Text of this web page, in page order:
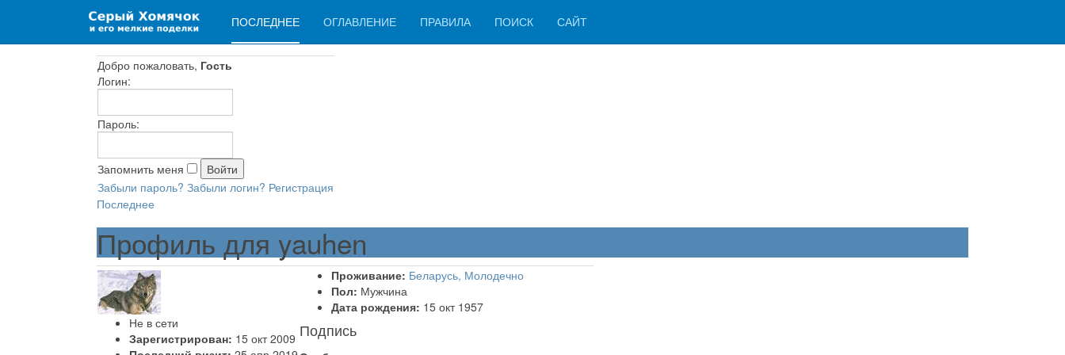
ПОСЛЕДНЕЕ ОГЛАВЛЕНИЕ ПРАВИЛА ПОИСК САЙТ
Добро пожаловать, Гость
Логин:
Пароль:
Запомнить меня
Забыли пароль? Забыли логин? Регистрация
Последнее
Профиль для yauhen
Не в сети
Зарегистрирован: 15 окт 2009
Проживание: Беларусь, Молодечно
Пол: Мужчина
Дата рождения: 15 окт 1957
Подпись